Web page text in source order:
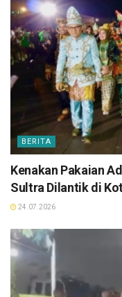
BERITA
Kenakan Pakaian
Sultra Dilantik di
24.07.2026